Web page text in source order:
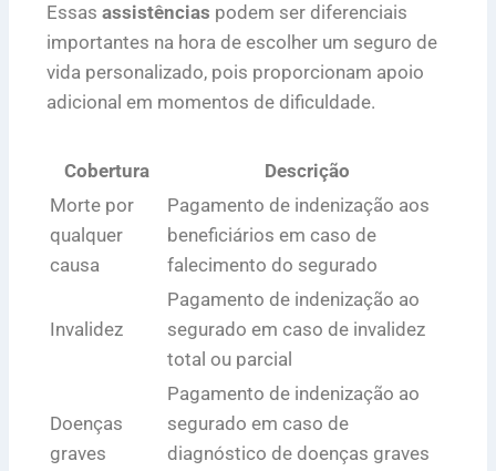
Essas assistências podem ser diferenciais
importantes na hora de escolher um seguro de
vida personalizado, pois proporcionam apoio
adicional em momentos de dificuldade.
Cobertura
Descrição
Morte por
qualquer
causa
Pagamento de indenização aos
beneficiários em caso de
falecimento do segurado
Invalidez
Pagamento de indenização ao
segurado em caso de invalidez
total ou parcial
Doenças
graves
Pagamento de indenização ao
segurado em caso de
diagnóstico de doenças graves